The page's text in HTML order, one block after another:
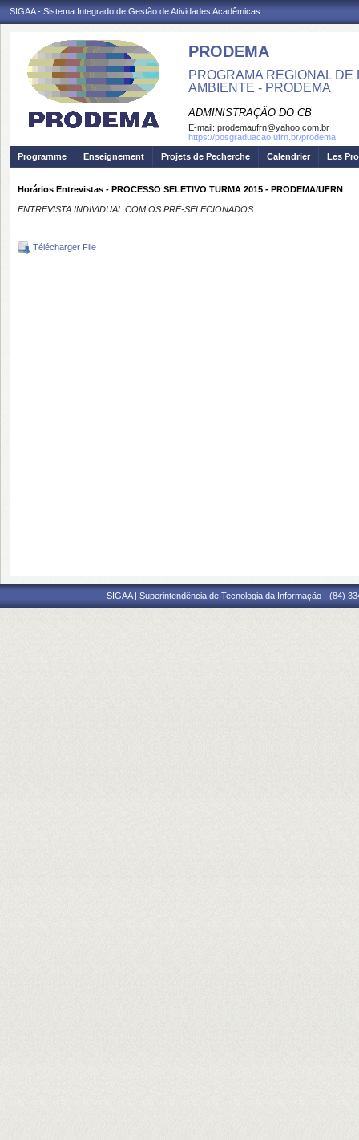
SIGAA - Sistema Integrado de Gestão de Atividades Acadêmicas
PRODEMA
PROGRAMA REGIONAL
AMBIENTE - PRODEMA
ADMINISTRAÇÃO DO CB
E-mail: prodemaufrn@yahoo.com.br
https://posgraduacao.ufrn.br/prodema
Programme
Enseignement Projets de Pecherche Calendrier Les
Horários Entrevistas - PROCESSO SELETIVO TURMA 2015 - PRODEMA/UFRN
ENTREVISTA INDIVIDUAL COM OS PRÉ-SELECIONADOS.
Télécharger File
SIGAA | Superintendência de Tecnologia da Informação - (84)